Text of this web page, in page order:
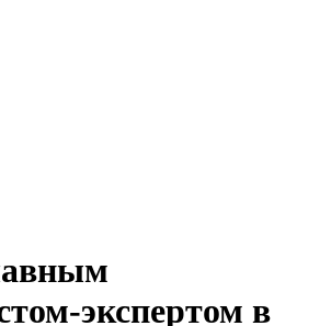
экспертом в